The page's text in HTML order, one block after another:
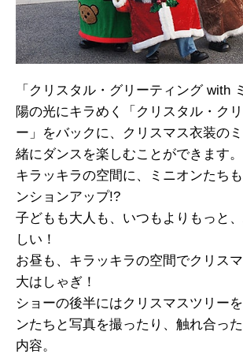
「クリスタル・グリーティング with
陽の光にキラめく「クリスタル・ク
ー」をバックに、クリスマス衣装の
緒にダンスを楽しむことができます。
キラッキラの空間に、ミニオンたち
ンションアップ!?
子どもも大人も、いつもよりもっと
しい！
お昼も、キラッキラの空間でクリス
大はしゃぎ！
ショーの後半にはクリスマスツリー
ンたちと写真を撮ったり、触れ合っ
内容。